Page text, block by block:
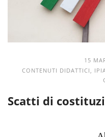
15
CONTENUTI DIDATTICI ,
Scatti di